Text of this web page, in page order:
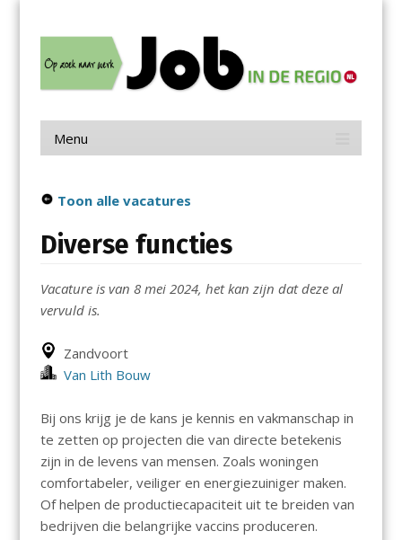
contentJob in de Regio
Menu
Toon alle vacatures
Diverse functies
Vacature is van 8 mei 2024, het kan zijn dat deze al
vervuld is.
Zandvoort
Van Lith Bouw
Bij ons krijg je de kans je kennis en vakmanschap in
te zetten op projecten die van directe betekenis
zijn in de levens van mensen. Zoals woningen
comfortabeler, veiliger en energiezuiniger maken.
Of helpen de productiecapaciteit uit te breiden van
bedrijven die belangrijke vaccins produceren.